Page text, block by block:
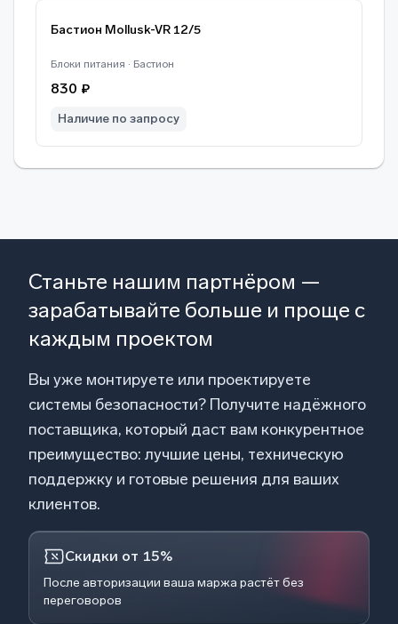
Бастион Mollusk-VR 12/5
Блоки питания · Бастион
830 ₽
Наличие по запросу
Станьте нашим партнёром —
зарабатывайте больше и проще с
каждым проектом
Вы уже монтируете или проектируете
системы безопасности? Получите надёжного
поставщика, который даст вам конкурентное
преимущество: лучшие цены, техническую
поддержку и готовые решения для ваших
клиентов.
Скидки от 15%
После авторизации ваша маржа растёт без
переговоров